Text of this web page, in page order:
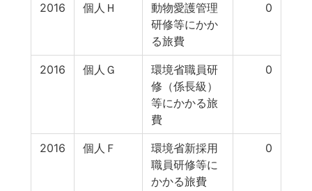
2016 個人Ｈ
動物愛護管理
研修等にかか
る旅費
0
2016 個人Ｇ
環境省職員研
修（係長級）
等にかかる旅
費
0
2016 個人Ｆ
環境省新採用
職員研修等に
かかる旅費
0